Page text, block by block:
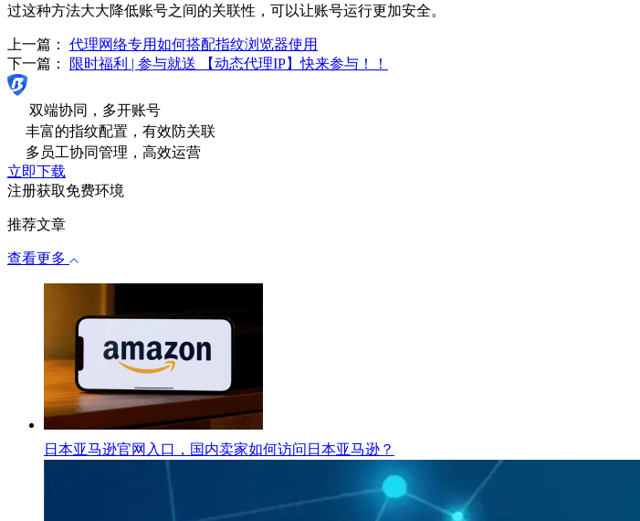
过这种方法大大降低账号之间的关联性，可以让账号运行更加安全。
上一篇： 代理网络专用如何搭配指纹浏览器使用
下一篇：
限时福利 | 参与就送 【动态代理IP】快来参与！！
双端协同，多开账号
丰富的指纹配置，有效防关联
多员工协同管理，高效运营
立即下载
注册获取免费环境
推荐文章
查看更多
日本亚马逊官网入口，国内卖家如何访问日本亚马逊？